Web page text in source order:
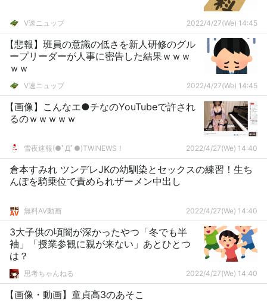
V速ニュップ 2022/4/27(We) 14:45
【悲報】班員の意識の低さを新人研修のグル
ープリーダーが人事に密告した結果ｗｗｗ
ｗｗ
V速ニュップ 2022/4/27(We) 14:45
【画像】こんなエ●チなのYouTubeで許され
るのｗｗｗｗｗ
雪夜速報(●ﾟДﾟ●)TWINEWS！ 2022/4/27(We) 14:40
倉本すみれ ツンデレJKの幼馴染とセックスの練習！生ち
んぽを騎乗位で責められザーメン中出し
無料AV動画 2022/4/27(We) 14:40
3大子供の頃闇が深かったやつ「冬でも半
袖」「授業参観に親が来ない」あとひとつ
は？
思考ちゃんねる 2022/4/27(We) 14:40
【画像・動画】童貞高3のあそこ